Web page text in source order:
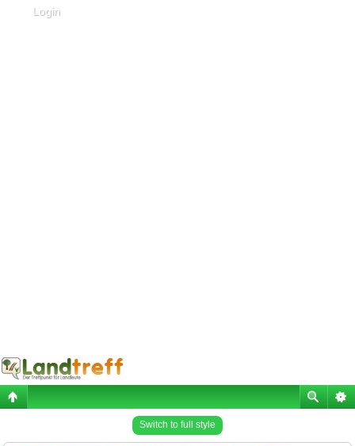
Login
Switch to full style